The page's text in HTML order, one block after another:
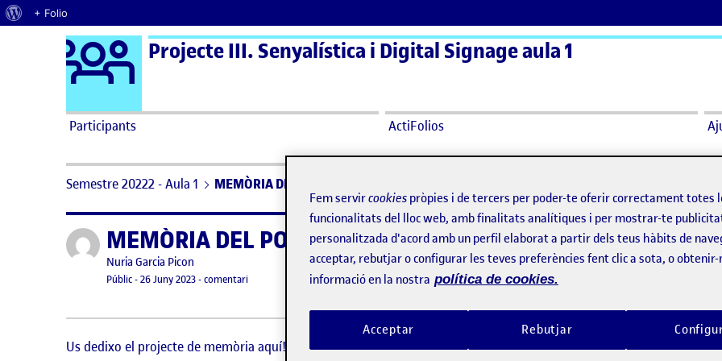
Quant al WordPress
+ Folio
Saltar al contingut Logo Ágora
Projecte III. Senyalística i Digital Signage aula 1
Participants ActiFolios
Semestre 20222 - Aula 1 MEMÒRIA DEL POJECTE DE SENYALÈTICA PEL MERCAT DE SANT ANTONI
Publicat perMEMÒRIA DEL POJECTE DE SENYALÈTICA PEL MERCAT DE
Publicat per
Nuria Garcia Picon
Visibilitat:
Públic-Data de publicació
26 Juny 2023-comentariel MEMÒRIA DEL POJECTE DE SENYALÈTICA PEL MERCAT DE SANT ANTONI
Us dedixo el projecte de memòria aquí!
Fem servircookies pròpies i de tercers per poder-te oferir correctament totes
funcionalitats del lloc web, amb finalitats analítiques i per mostrar-te
personalitzada d'acord amb un perfil elaborat a partir dels teus hàbits de
acceptar, rebutjar o configurar les teves preferències fent clic a sota, o obtenir-
informació en la nostra política de cookies.
Rebutjar
Acceptar